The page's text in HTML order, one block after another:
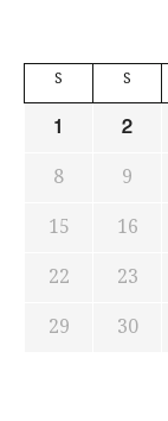
S S
1 2
8
9
15
16
22
23
29
30